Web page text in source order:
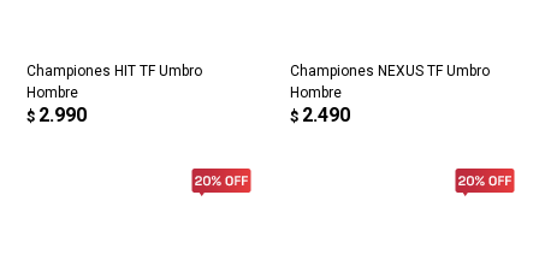
Championes HIT TF Umbro
Hombre
$ 2.990
Championes NEXUS TF Umbro
Hombre
$ 2.490